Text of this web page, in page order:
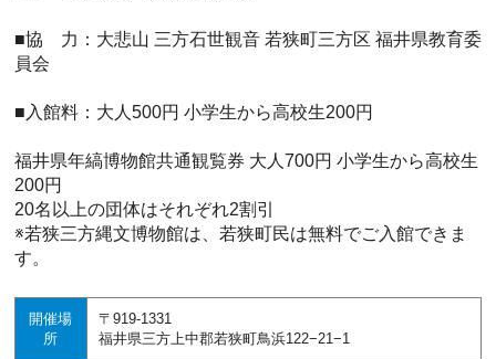
■協 力：大悲山 三方石世観音 若狭町三方区 福井県教育委
員会
■入館料：大人500円 小学生から高校生200円
福井県年縞博物館共通観覧券 大人700円 小学生から高校生
200円
20名以上の団体はそれぞれ2割引
※若狭三方縄文博物館は、若狭町民は無料でご入館できま
す。
開催場
所
〒919-1331
福井県三方上中郡若狭町鳥浜122−21−1